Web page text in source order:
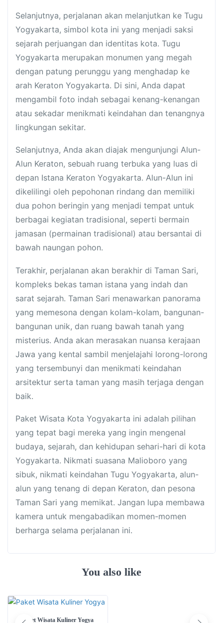
Selanjutnya, perjalanan akan melanjutkan ke Tugu
Yogyakarta, simbol kota ini yang menjadi saksi
sejarah perjuangan dan identitas kota. Tugu
Yogyakarta merupakan monumen yang megah
dengan patung perunggu yang menghadap ke
arah Keraton Yogyakarta. Di sini, Anda dapat
mengambil foto indah sebagai kenang-kenangan
atau sekadar menikmati keindahan dan tenangnya
lingkungan sekitar.
Selanjutnya, Anda akan diajak mengunjungi Alun-
Alun Keraton, sebuah ruang terbuka yang luas di
depan Istana Keraton Yogyakarta. Alun-Alun ini
dikelilingi oleh pepohonan rindang dan memiliki
dua pohon beringin yang menjadi tempat untuk
berbagai kegiatan tradisional, seperti bermain
jamasan (permainan tradisional) atau bersantai di
bawah naungan pohon.
Terakhir, perjalanan akan berakhir di Taman Sari,
kompleks bekas taman istana yang indah dan
sarat sejarah. Taman Sari menawarkan panorama
yang memesona dengan kolam-kolam, bangunan-
bangunan unik, dan ruang bawah tanah yang
misterius. Anda akan merasakan nuansa kerajaan
Jawa yang kental sambil menjelajahi lorong-lorong
yang tersembunyi dan menikmati keindahan
arsitektur serta taman yang masih terjaga dengan
baik.
Paket Wisata Kota Yogyakarta ini adalah pilihan
yang tepat bagi mereka yang ingin mengenal
budaya, sejarah, dan kehidupan sehari-hari di kota
Yogyakarta. Nikmati suasana Malioboro yang
sibuk, nikmati keindahan Tugu Yogyakarta, alun-
alun yang tenang di depan Keraton, dan pesona
Taman Sari yang memikat. Jangan lupa membawa
kamera untuk mengabadikan momen-momen
berharga selama perjalanan ini.
You also like
Paket Wisata Kuliner Yogya